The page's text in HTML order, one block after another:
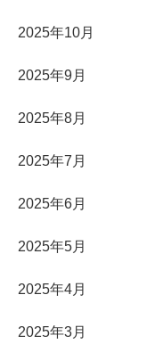
2025年10月
2025年9月
2025年8月
2025年7月
2025年6月
2025年5月
2025年4月
2025年3月